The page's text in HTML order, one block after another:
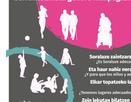
19T20:00:00+01:00
Segunda
sesión
abierta